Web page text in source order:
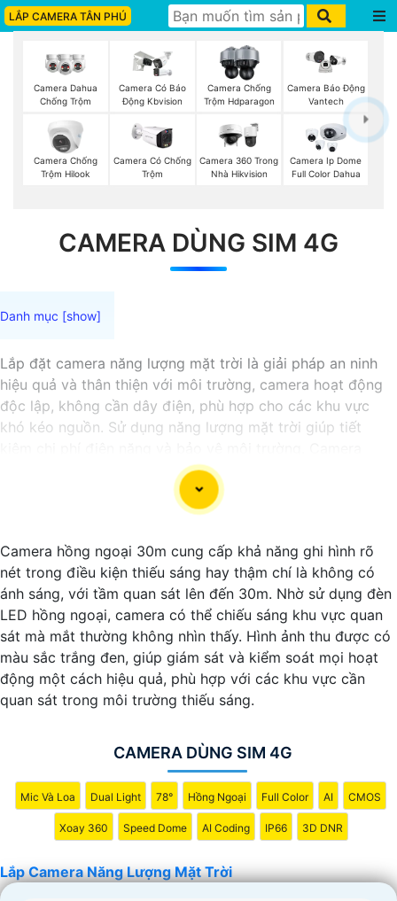
LẮP CAMERA TÂN PHÚ
Camera Dahua
Chống Trộm
Camera Có Báo
Động Kbvision
Camera Chống
Trộm Hdparagon
Camera Báo Động
Vantech
Camera Chống
Trộm Hilook
Camera Có Chống
Trộm
Camera 360 Trong
Nhà Hikvision
Camera Ip Dome
Full Color Dahua
CAMERA DÙNG SIM 4G
Lắp đặt camera năng lượng mặt trời là giải pháp an ninh
hiệu quả và thân thiện với môi trường, camera hoạt động
độc lập, không cần dây điện, phù hợp cho các khu vực
khó kéo nguồn. Sử dụng năng lượng mặt trời giúp tiết
được trang bị các tính năng Thông Minh như ghi hình Full
HD, quan sát ban đêm và phát hiện chuyển động. Đây là
lựa chọn lý tưởng để giám sát an ninh tại nhà ở, công
Camera hồng ngoại 30m cung cấp khả năng ghi hình rõ
nét trong điều kiện thiếu sáng hay thậm chí là không có
ánh sáng, với tầm quan sát lên đến 30m. Nhờ sử dụng đèn
LED hồng ngoại, camera có thể chiếu sáng khu vực quan
sát mà mắt thường không nhìn thấy. Hình ảnh thu được có
màu sắc trắng đen, giúp giám sát và kiểm soát mọi hoạt
động một cách hiệu quả, phù hợp với các khu vực cần
quan sát trong môi trường thiếu sáng.
CAMERA DÙNG SIM 4G
Mic Và Loa Dual Light 78° Hồng Ngoại Full Color AI CMOS
Xoay 360 Speed Dome AI Coding IP66 3D DNR
Lắp Camera Năng Lượng Mặt Trời